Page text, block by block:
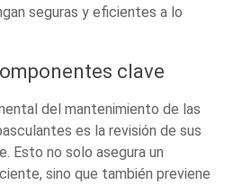
seguras y eficientes a lo
clave
del mantenimiento de las
es la revisión de sus
Esto no solo asegura un
sino que también previene